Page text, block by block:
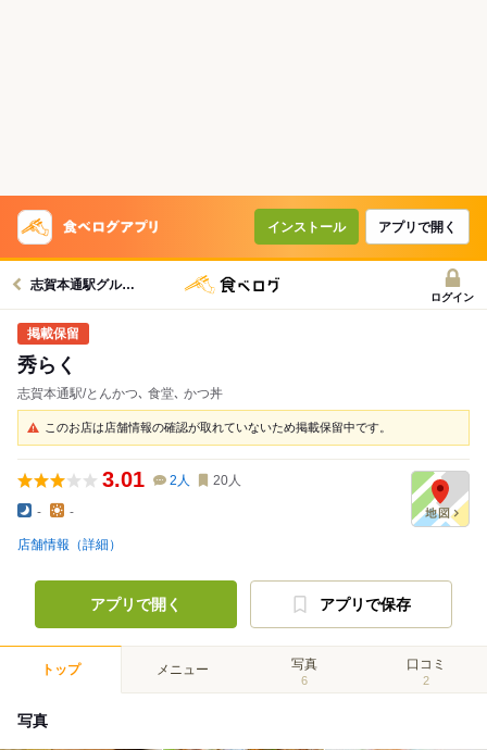
インストール アプリで開く
志賀本通駅グルメへ
ログイン
秀らく
志賀本通駅/とんかつ､ 食堂､ かつ丼
このお店は店舗情報の確認が取れていないため掲載保留中です。
3.01 2 人 20人
- -
店舗情報（詳細）
アプリで開く アプリで保存
トップ メニュー 写真
6
口コミ
2
写真